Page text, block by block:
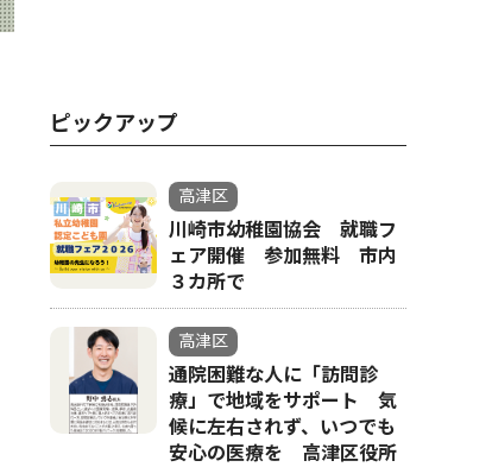
ピックアップ
高津区
川崎市幼稚園協会 就職フ
ェア開催 参加無料 市内
３カ所で
高津区
通院困難な人に「訪問診
療」で地域をサポート 気
候に左右されず、いつでも
安心の医療を 高津区役所